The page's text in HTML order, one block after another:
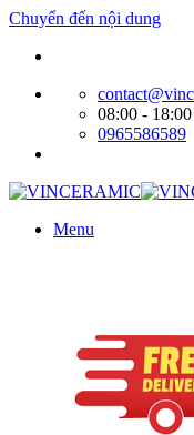
Chuyển đến nội dung
08:00 - 18:00
0965586589
Menu